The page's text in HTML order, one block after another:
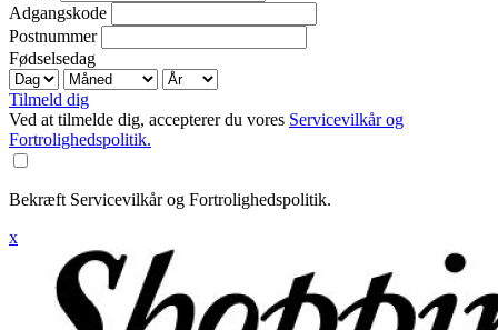
Adgangskode
Postnummer
Fødselsedag
Tilmeld dig
Ved at tilmelde dig, accepterer du vores Servicevilkår og
Fortrolighedspolitik.
Bekræft Servicevilkår og Fortrolighedspolitik.
x